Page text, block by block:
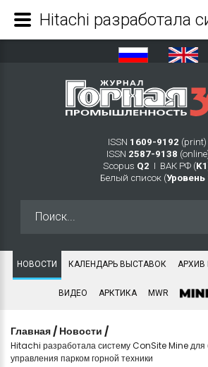
ISSN 1609-9192 (print)
ISSN 2587-9138
Scopus Q2 Ι ВАК РФ (K1
Белый список (Уровень
НОВОСТИ КАЛЕНДАРЬ ВЫСТАВОК АРХИВ
ВИДЕО АРКТИКА MWR
Главная / Новости /
Hitachi разработала систему ConSite Mine для
управления парком горной техники